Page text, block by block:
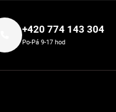
+420 774 143 304
Po-Pá 9-17 hod